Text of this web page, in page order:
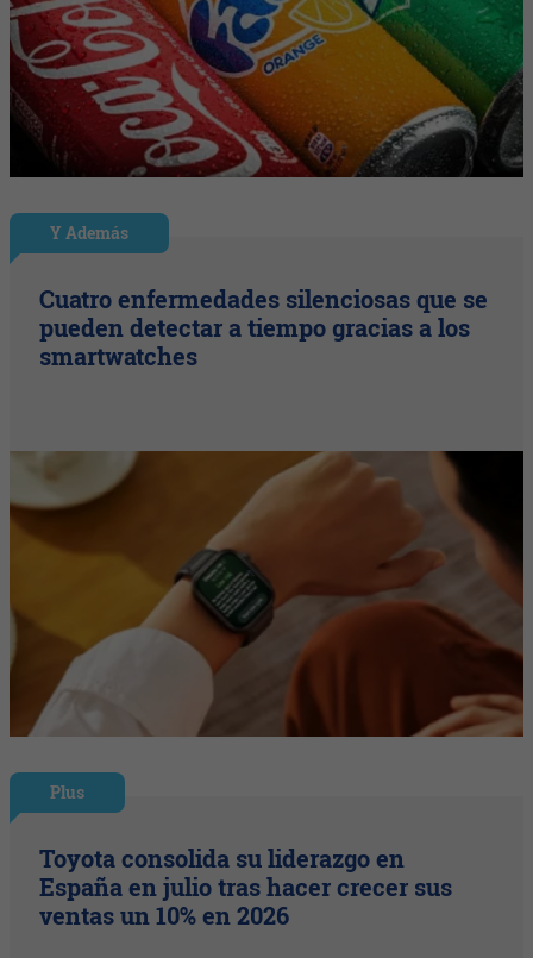
Y Además
Cuatro enfermedades silenciosas que se
pueden detectar a tiempo gracias a los
smartwatches
Plus
Toyota consolida su liderazgo en
España en julio tras hacer crecer sus
ventas un 10% en 2026